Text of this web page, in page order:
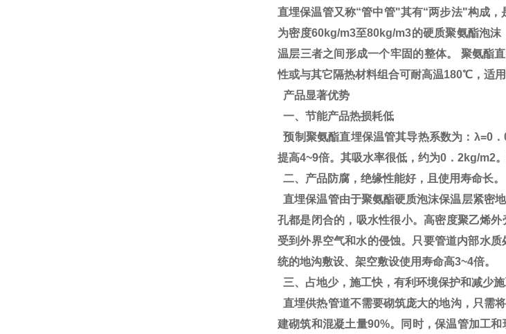
直埋保温管又称“管中管"其有“两步法"构成
为密度60kg/m3至80kg/m3的硬质聚氨酯泡
温层三者之间形成一个牢固的整体。 聚氨酯
性或与其它隔热材料组合可耐高温180℃，适
产品显著优势
一、节能产品热损耗低
预制聚氨酯直埋保温管其导热系数为：λ=0
提高4~9倍。其吸水率很低，约为0．2kg/m2
二、产品防腐，绝缘性能好，且使用寿命长
直埋保温管由于聚氨酯硬质泡沫保温层紧密
孔都是闭合的，吸水性很小。高密度聚乙烯
受到外界空气和水的侵蚀。只要管道内部水
统的地沟敷设、架空敷设使用寿命高3~4倍。
三、占地少，施工快，有利环境保护和减少
直埋供热管道不需要砌筑庞大的地沟，只需
建砌筑和混凝土量90%。同时，保温管加工